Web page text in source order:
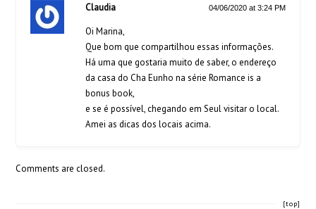
Claudia 04/06/2020 at 3:24 PM
Oi Marina,
Que bom que compartilhou essas informações.
Há uma que gostaria muito de saber, o endereço
da casa do Cha Eunho na série Romance is a
bonus book,
e se é possível, chegando em Seul visitar o local.
Amei as dicas dos locais acima.
Comments are closed.
[top]